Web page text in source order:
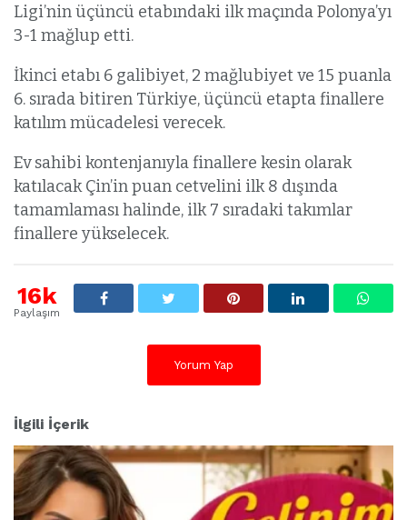
Ligi’nin üçüncü etabındaki ilk maçında Polonya’yı
3-1 mağlup etti.
İkinci etabı 6 galibiyet, 2 mağlubiyet ve 15 puanla
6. sırada bitiren Türkiye, üçüncü etapta finallere
katılım mücadelesi verecek.
Ev sahibi kontenjanıyla finallere kesin olarak
katılacak Çin’in puan cetvelini ilk 8 dışında
tamamlaması halinde, ilk 7 sıradaki takımlar
finallere yükselecek.
16k
Paylaşım
Yorum Yap
İlgili İçerik